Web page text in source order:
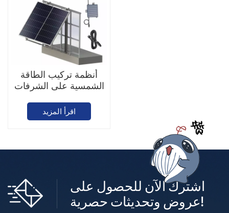
أنظمة تركيب الطاقة
الشمسية على الشرفات
اقرأ المزيد
اشترك الآن للحصول على
عروض وتحديثات حصرية!